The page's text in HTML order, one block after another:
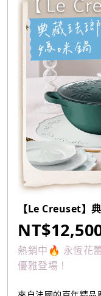
【Le Creuset】
熱銷中🔥 永恆花
優雅登場！